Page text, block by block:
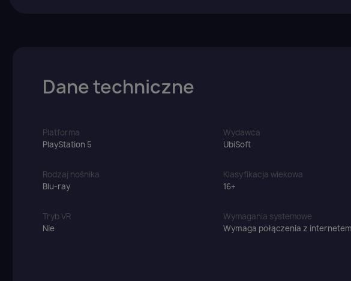
Dane techniczne
Platforma
PlayStation 5
Wydawca
UbiSoft
Rodzaj nośnika
Blu-ray
Klasyfikacja wiekowa
16+
Tryb VR
Nie
Wymagania systemowe
Wymaga połączenia z internetem